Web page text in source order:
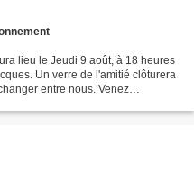
lieu le Jeudi 9 août, à 18 heures
Un verre de l'amitié clôturera
entre nous. Venez